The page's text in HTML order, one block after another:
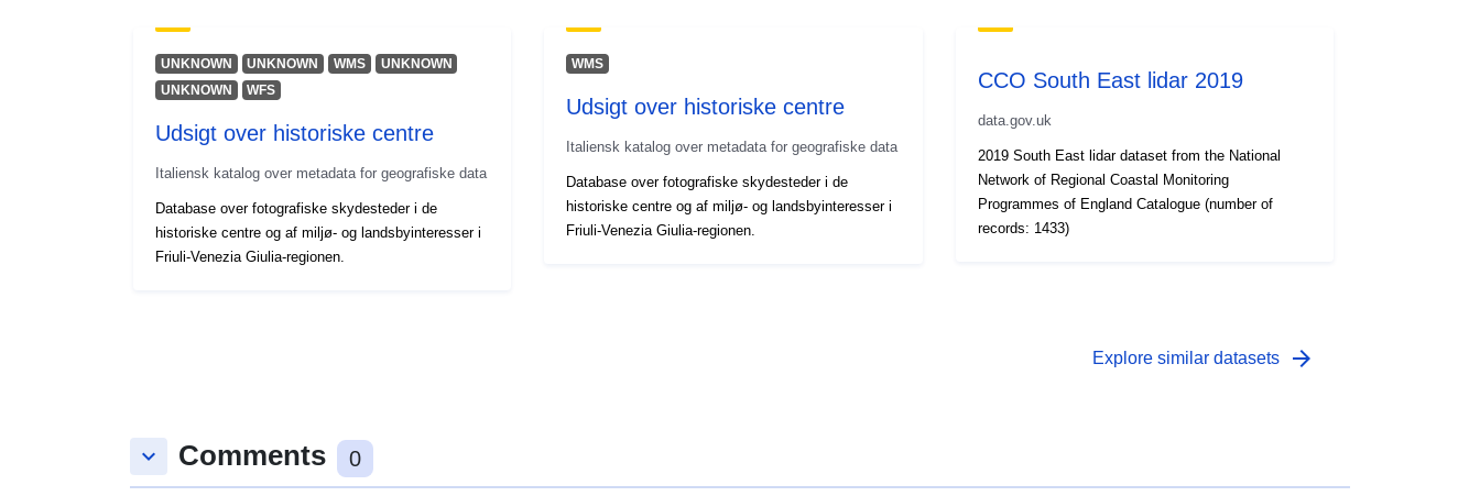
UNKNOWN UNKNOWN WMS
UNKNOWN
UNKNOWN
WFS
Udsigt over historiske centre
Italiensk katalog over metadata for geografiske data
Database over fotografiske skydesteder i de
historiske centre og af miljø- og landsbyinteresser i
Friuli-Venezia Giulia-regionen.
WMS
Udsigt over historiske centre
Italiensk katalog over metadata for geografiske data
Database over fotografiske skydesteder i de
historiske centre og af miljø- og landsbyinteresser i
Friuli-Venezia Giulia-regionen.
CCO South East lidar 2019
data.gov.uk
2019 South East lidar dataset from the National
Network of Regional Coastal Monitoring
Programmes of England Catalogue (number of
records: 1433)
Explore similar datasets arrow_forward
keyboard_arrow_down Comments 0